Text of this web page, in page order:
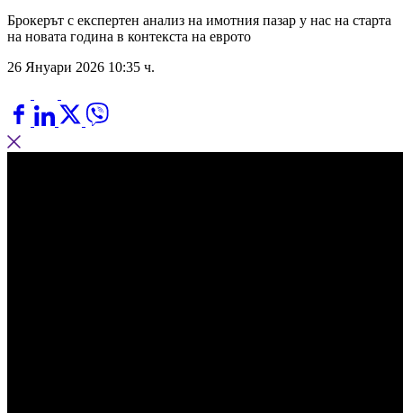
Брокерът с експертен анализ на имотния пазар у нас на старта
на новата година в контекста на еврото
26 Януари 2026 10:35 ч.